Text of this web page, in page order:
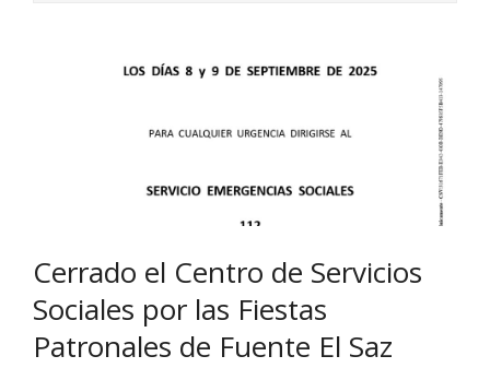
Cerrado el Centro de Servicios
Sociales por las Fiestas
Patronales de Fuente El Saz